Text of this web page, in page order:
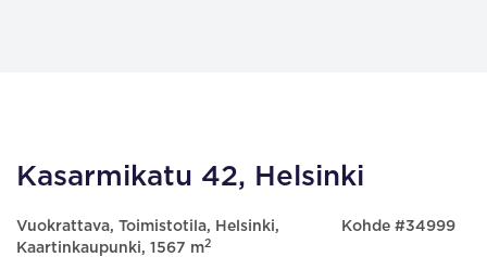
Kasarmikatu 42, Helsinki
Vuokrattava, Toimistotila, Helsinki,
Kaartinkaupunki, 1567 m2
Kohde #34999